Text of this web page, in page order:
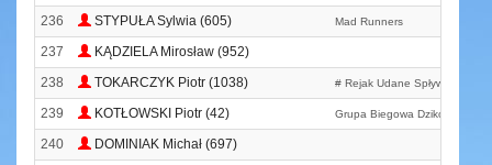
236
STYPUŁA Sylwia (605) Mad Runners
237
KĄDZIELA Mirosław (952)
238
TOKARCZYK Piotr (1038) # Rejak Udane Spływy
239 KOTŁOWSKI Piotr (42) Grupa Biegowa Dzikowiec
240
DOMINIAK Michał (697)